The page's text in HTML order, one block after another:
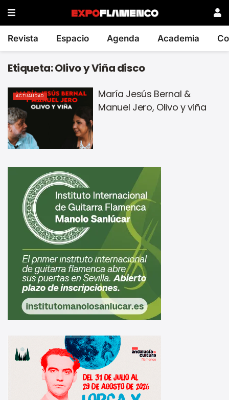
Revista Espacio Agenda Academia
Etiqueta:Olivo y Viña disco
ACTUALIDAD
María Jesús Bernal &
Manuel Jero, Olivo y viña